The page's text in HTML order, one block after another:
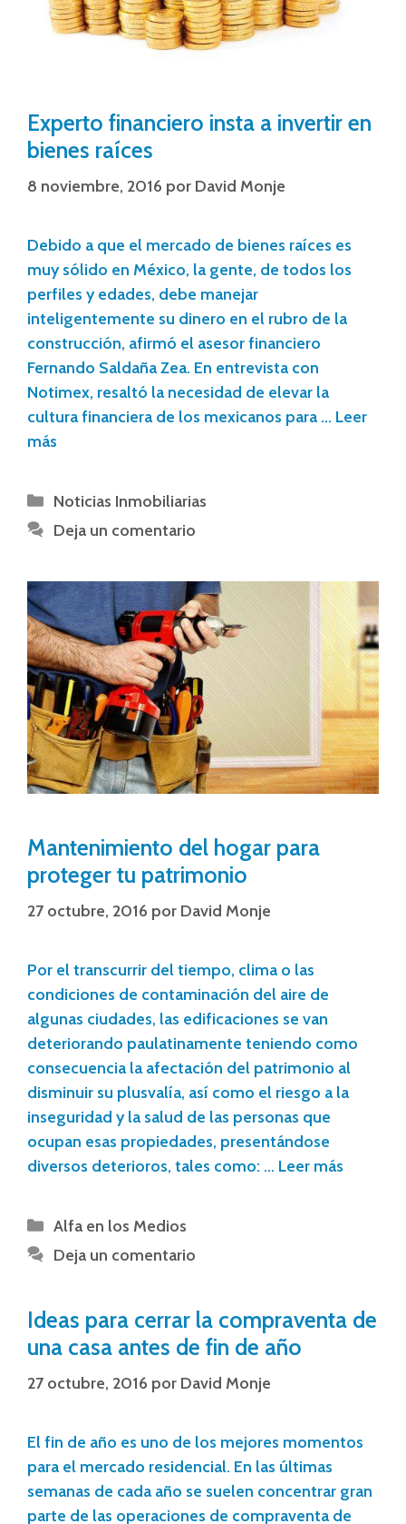
Experto financiero insta a invertir en
bienes raíces
8 noviembre, 2016 por David Monje
Debido a que el mercado de bienes raíces es
muy sólido en México, la gente, de todos los
perfiles y edades, debe manejar
inteligentemente su dinero en el rubro de la
construcción, afirmó el asesor financiero
Fernando Saldaña Zea. En entrevista con
Notimex, resaltó la necesidad de elevar la
cultura financiera de los mexicanos para … Leer
más
Noticias Inmobiliarias
Deja un comentario
Mantenimiento del hogar para
proteger tu patrimonio
27 octubre, 2016 por David Monje
Por el transcurrir del tiempo, clima o las
condiciones de contaminación del aire de
algunas ciudades, las edificaciones se van
deteriorando paulatinamente teniendo como
consecuencia la afectación del patrimonio al
disminuir su plusvalía, así como el riesgo a la
inseguridad y la salud de las personas que
ocupan esas propiedades, presentándose
diversos deterioros, tales como: … Leer más
Alfa en los Medios
Deja un comentario
Ideas para cerrar la compraventa de
una casa antes de fin de año
27 octubre, 2016 por David Monje
El fin de año es uno de los mejores momentos
para el mercado residencial. En las últimas
semanas de cada año se suelen concentrar gran
parte de las operaciones de compraventa de